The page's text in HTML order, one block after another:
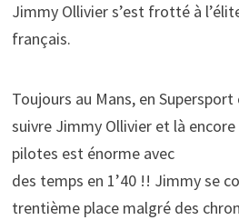
Jimmy Ollivier s’est frotté à
français.
Toujours au Mans, en
suivre Jimmy Ollivier et là
pilotes est énorme avec
des temps en 1’40 !! Jimmy se
trentième place malgré des